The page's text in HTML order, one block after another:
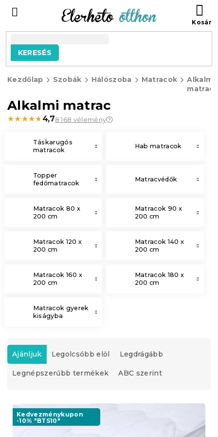
tartalomhoz
KERESÉS
Kezdőlap Szobák Hálószoba Matracok
Alkalmi
matrac
Alkalmi matrac
★★★★★
★★★★★ 4,78 168 vélemény
Táskarugós
matracok
Hab matracok
Topper
fedőmatracok
Matracvédők
Matracok 80 x
200 cm
Matracok 90 x
200 cm
Matracok 120 x
200 cm
Matracok 140 x
200 cm
Matracok 160 x
200 cm
Matracok 180 x
200 cm
Matracok gyerek
kiságyba
T
e
r
m
e
Ajánljuk Legolcsóbb elöl Legdrágább
Legnépszerűbb termékek ABC szerint
T
Kedvezménykupon
-10% "BTS10"